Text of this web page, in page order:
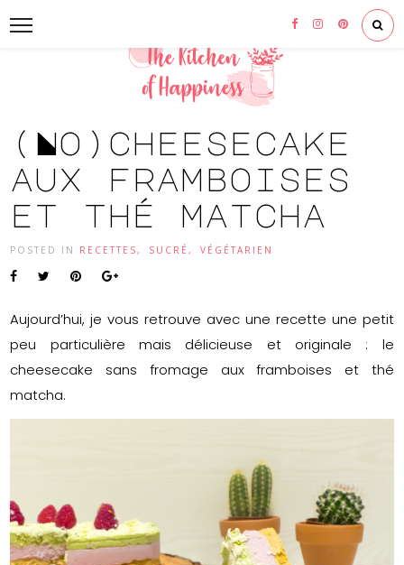
(No)cheesecake
aux framboises
et thé matcha
POSTED IN RECETTES, SUCRÉ, VÉGÉTARIEN
Aujourd’hui, je vous retrouve avec une recette une petit
peu particulière mais délicieuse et originale : le
cheesecake sans fromage aux framboises et thé
matcha.